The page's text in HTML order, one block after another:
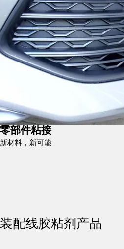
零部件粘接
新材料，新可能
装配线胶粘剂产品